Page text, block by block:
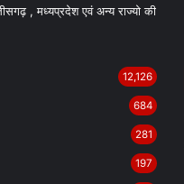
, मध्यप्रदेश एवं अन्य राज्यो की
12,126
684
281
197